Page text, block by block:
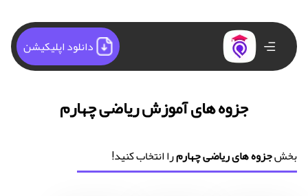
دانلود اپلیکیشن
جزوه های آموزش ریاضی چهارم
بخشجزوه های ریاضی چهارمرا انتخاب کنید!